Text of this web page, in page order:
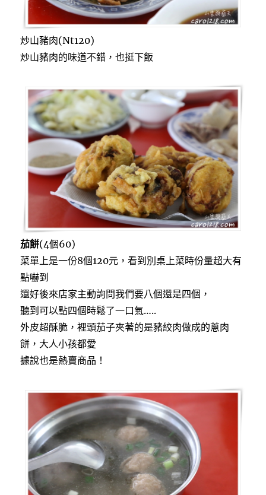
炒山豬肉(Nt120)
炒山豬肉的味道不錯，也挺下飯
茄餅(4個60)
菜單上是一份8個120元，看到別桌上菜時份量超大有
點嚇到
還好後來店家主動詢問我們要八個還是四個，
聽到可以點四個時鬆了一口氣…..
外皮超酥脆，裡頭茄子夾著的是豬絞肉做成的蔥肉
餅，大人小孩都愛
據說也是熱賣商品！